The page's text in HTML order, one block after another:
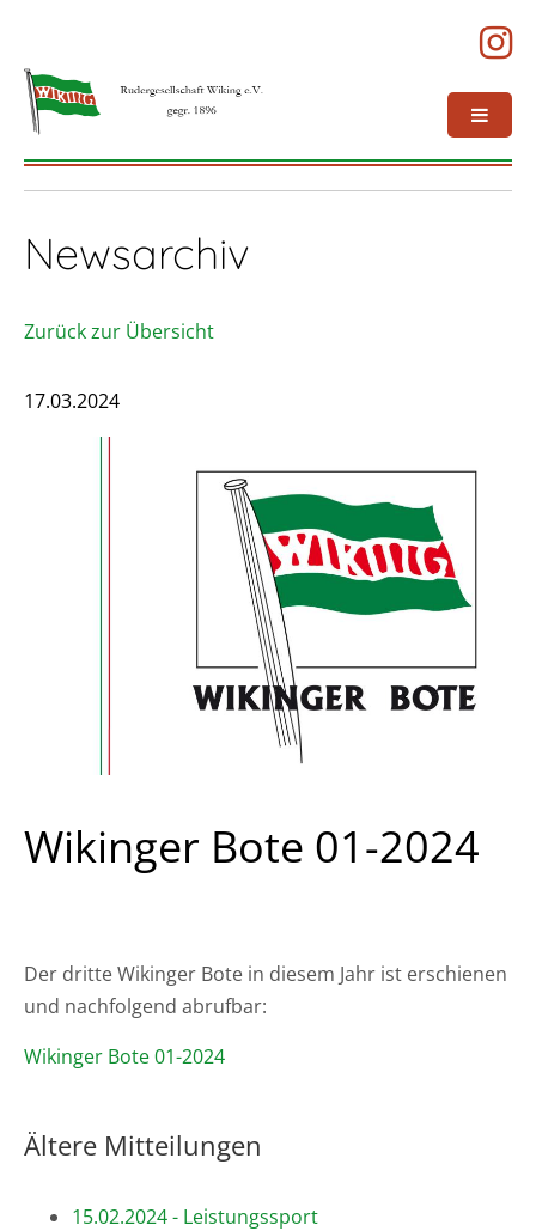
Newsarchiv
Zurück zur Übersicht
17.03.2024
Wikinger Bote 01-2024
Der dritte Wikinger Bote in diesem Jahr ist erschienen
und nachfolgend abrufbar:
Wikinger Bote 01-2024
Ältere Mitteilungen
15.02.2024 - Leistungssport